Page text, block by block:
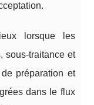
lorsque les
sous-traitance et
préparation et
dans le flux